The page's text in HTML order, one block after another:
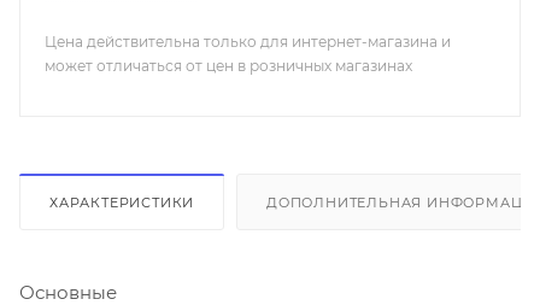
Цена действительна только для интернет-магазина и
может отличаться от цен в розничных магазинах
ХАРАКТЕРИСТИКИ ДОПОЛНИТЕЛЬНАЯ
Основные